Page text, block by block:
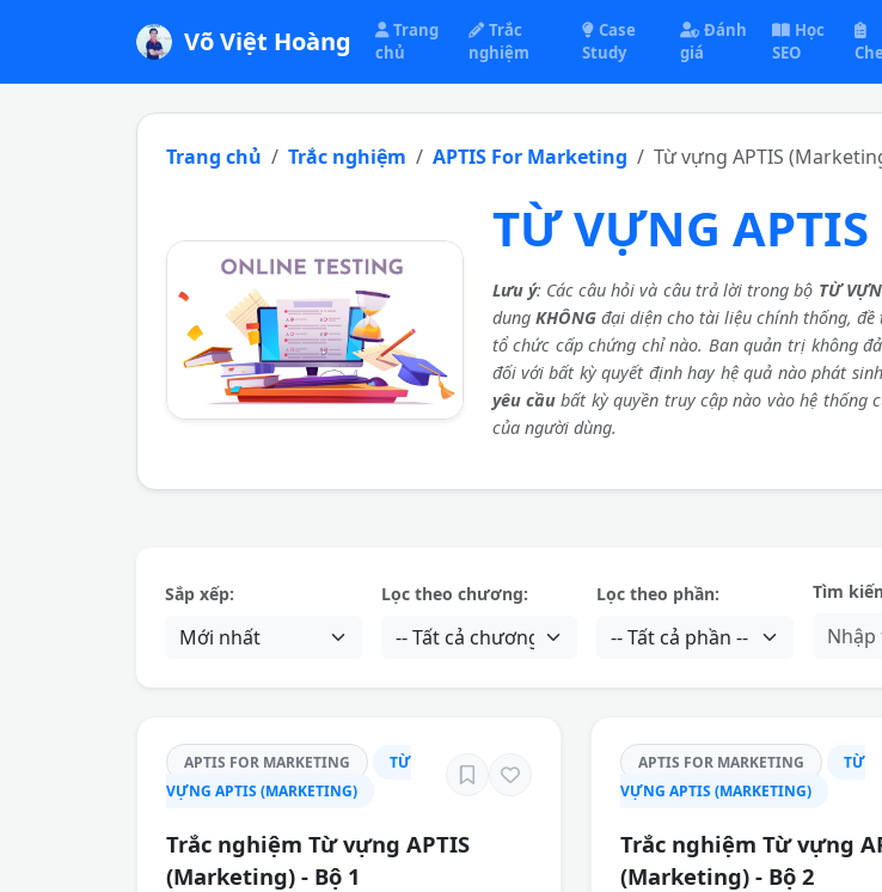
Võ Việt Hoàng
Trang
chủ
Trắc
nghiệm
Case
Study
Đánh
giá
Học
SEO
Trang chủ Trắc nghiệm APTIS For Marketing Từ vựng APTIS
TỪ VỰNG
Lưu ý: Các câu hỏi và câu trả lời trong bộ TỪ
dung KHÔNGđại diện cho tài liệu chính thống,
tổ chức cấp chứng chỉ nào. Ban quản trị không
đối với bất kỳ quyết định hay hệ quả nào phát
yêu cầubất kỳ quyền truy cập nào vào hệ thống
của người dùng.
Sắp xếp: Lọc theo chương: Lọc theo phần: Tìm
APTIS FOR MARKETING
TỪ
VỰNG APTIS (MARKETING)
Trắc nghiệm Từ vựng APTIS
(Marketing) - Bộ 1
APTIS FOR MARKETING
TỪ
VỰNG APTIS (MARKETING)
Trắc nghiệm Từ vựng
(Marketing) - Bộ 2